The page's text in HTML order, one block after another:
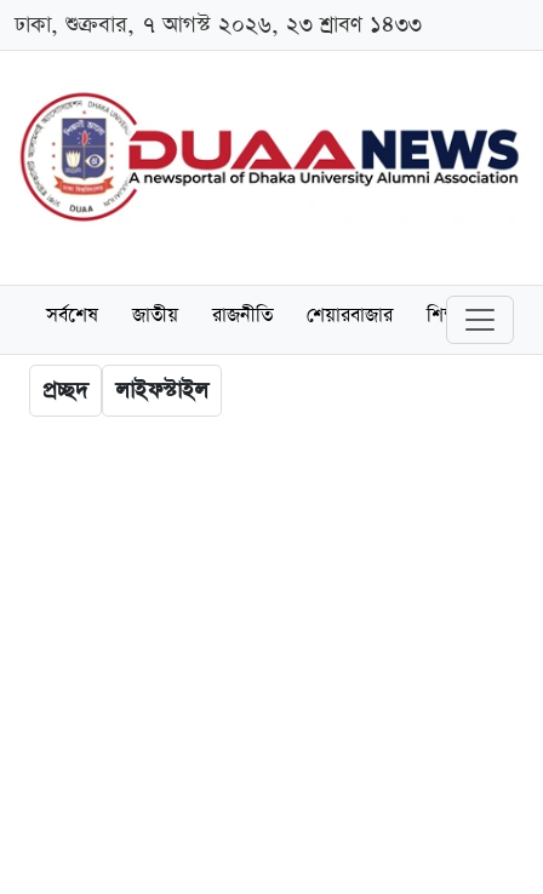
ঢাকা, শুক্রবার, ৭ আগস্ট ২০২৬, ২৩ শ্রাবণ ১৪৩৩
সর্বশেষ জাতীয় রাজনীতি শেয়ারবাজার শিক্ষা
প্রচ্ছদ লাইফস্টাইল